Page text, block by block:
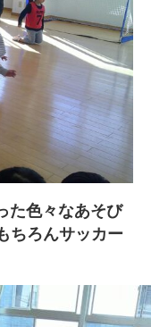
た色々なあそび
ちろんサッカー